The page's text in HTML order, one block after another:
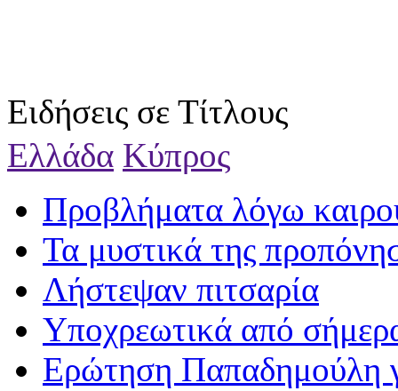
Ειδήσεις σε Τίτλους
Ελλάδα Κύπρος
Προβλήματα λόγω
Τα μυστικά της
Λήστεψαν πιτσαρία
Υποχρεωτικά από
Ερώτηση Παπαδημούλη